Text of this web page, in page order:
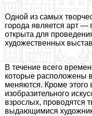
Одной из самых
города является арт
открыта для
художественных
В течение всего
которые расположены
меняются. Кроме этого
изобразительного
взрослых, проводятся
выдающимися